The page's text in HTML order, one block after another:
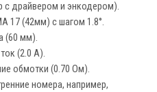
с драйвером и энкодером).
17 (42мм) с шагом 1.8°.
(60 мм).
(2.0 А).
обмотки (0.70 Ом).
номера, например,